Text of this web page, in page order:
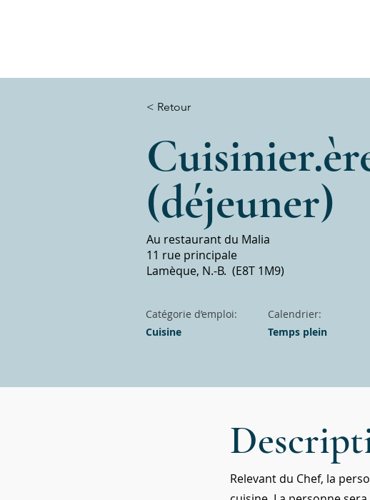
< Retour
(déjeuner)
Au restaurant du Malia
11 rue principale
Lamèque, N.-B. (E8T 1M9)
Catégorie d’emploi:
Cuisine
Calendrier:
Temps plein
Relevant du Chef, la